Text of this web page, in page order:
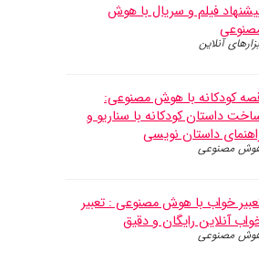
فیلم و سریال با هوش
آنلاین
کودکانه با هوش مصنوعی:
داستان کودکانه با سناریو و
داستان نویسی
مصنوعی
خواب با هوش مصنوعی : تعبیر
آنلاین رایگان و دقیق
مصنوعی